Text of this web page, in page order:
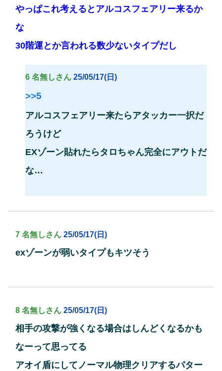
やっぱこれ考えるとアルコスフェアリー来るか
な
30階運とか言われる数少ないタイプだし
6 名無しさん 25/05/17(日)
>>5
アルコスフェアリー来たらアタッカー一択だ
ろうけど
EXゾーン貼れたらタロちゃん完全にアウトだ
な…
7 名無しさん 25/05/17(日)
exゾーンが弱いタイプもキツそう
8 名無しさん 25/05/17(日)
相手の攻撃が強くなる場合はしんどくなるかも
なーって思ってる
アオイ盾にしてノーマル物理クリアするパター